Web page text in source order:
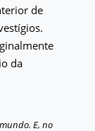
de
da
E, no